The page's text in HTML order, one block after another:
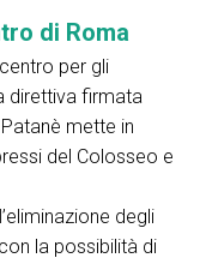
di Roma
per gli
direttiva firmata
mette in
del Colosseo e
degli
la possibilità di